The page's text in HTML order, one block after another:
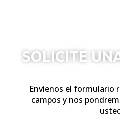
SOLICITE
Envíenos el formulario
campos y nos